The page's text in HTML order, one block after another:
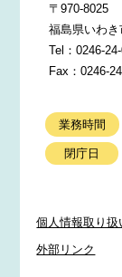
〒970-8025
福島県いわ
Tel：0246-
Fax：0246-
業務時間
閉庁日
個人情報取り扱
外部リンク